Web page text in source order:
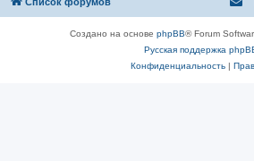
Создано на основе phpBB® Forum
Русская поддержка
Конфиденциальность|